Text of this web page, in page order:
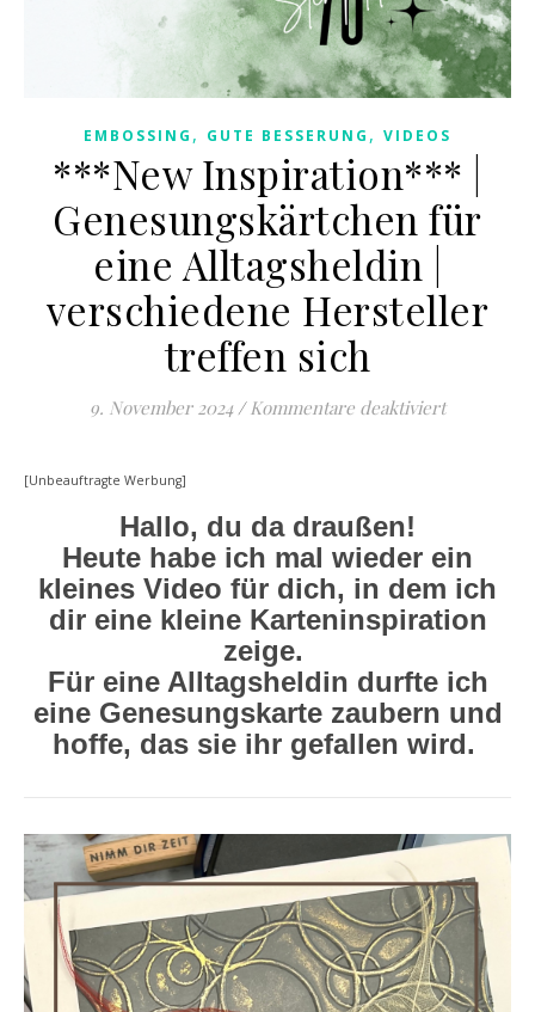
EMBOSSING , GUTE BESSERUNG , VIDEOS
***New Inspiration*** |
Genesungskärtchen für
eine Alltagsheldin |
verschiedene Hersteller
treffen sich
9. November 2024 / Kommentare deaktiviertfür
[Unbeauftragte Werbung]
Hallo, du da draußen!
Heute habe ich mal wieder ein
kleines Video für dich, in dem ich
dir eine kleine Karteninspiration
zeige.
Für eine Alltagsheldin durfte ich
eine Genesungskarte zaubern und
hoffe, das sie ihr gefallen wird.
Video-
Player